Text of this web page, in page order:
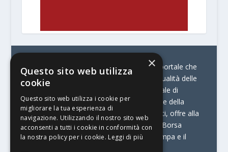
© Stratego Group –
stampamedia.net è il portale che
racconta le innovazioni tecnologiche e l’attualità delle
aziende di stampa e di converting. È il portale di
riferimento per chi opera in Italia nel settore della
comunicazione stampata. Oltre ai contenuti, offre alla
propria community diversi servizi come:
la Borsa
Lavoro, la Print Connection, i Big della Stampa e il
×
Questo sito web utilizza
cookie
Questo sito web utilizza i cookie per
migliorare la tua esperienza di
navigazione. Utilizzando il nostro sito web
acconsenti a tutti i cookie in conformità con
la nostra policy per i cookie. Leggi di più